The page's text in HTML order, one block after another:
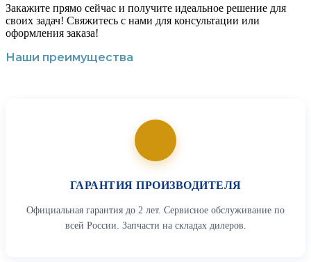
Закажите прямо сейчас и получите идеальное решение для
своих задач! Свяжитесь с нами для консультации или
оформления заказа!
Наши преимущества
ГАРАНТИЯ ПРОИЗВОДИТЕЛЯ
Официальная гарантия до 2 лет. Сервисное обслуживание по
всей России. Запчасти на складах дилеров.